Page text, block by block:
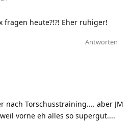
fragen heute?!?! Eher ruhiger!
Antworten
nach Torschusstraining.... aber JM
vorne eh alles so supergut....